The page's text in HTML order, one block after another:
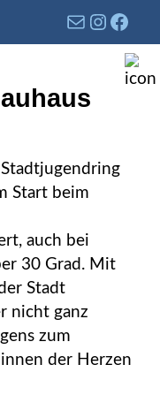
Start beim
auch bei
30 Grad. Mit
Stadt
nicht ganz
zum
der Herzen